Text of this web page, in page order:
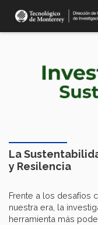
La
y Resilencia
Frente a los desafíos
nuestra era, la
herramienta más